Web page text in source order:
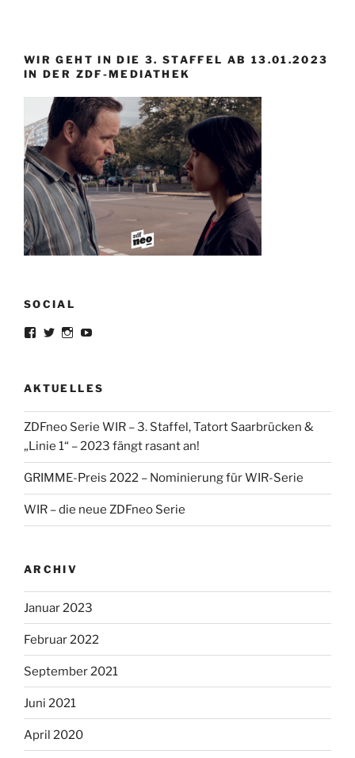
WIR GEHT IN DIE 3. STAFFEL AB 13.01.2023
IN DER ZDF-MEDIATHEK
SOCIAL
Profil
Facebook
anzeigen
Profil
Twitter
anzeigen
Profil
Instagram
anzeigen
Profil
YouTube
anzeigen
AKTUELLES
ZDFneo Serie WIR – 3. Staffel, Tatort Saarbrücken &
„Linie 1“ – 2023 fängt rasant an!
GRIMME-Preis 2022 – Nominierung für WIR-Serie
WIR – die neue ZDFneo Serie
ARCHIV
Januar 2023
Februar 2022
September 2021
Juni 2021
April 2020